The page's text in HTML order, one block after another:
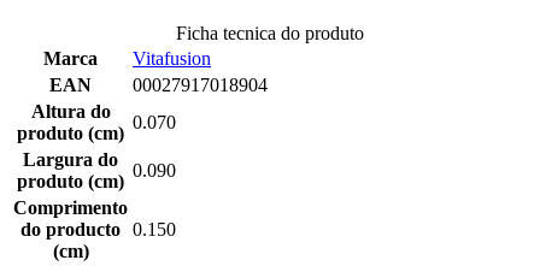
Ficha tecnica do produto
Marca
Vitafusion
EAN
00027917018904
Altura do
produto (cm)
0.070
Largura do
produto (cm)
0.090
Comprimento
do producto
(cm)
0.150